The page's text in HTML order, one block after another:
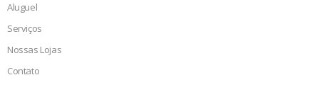
Aluguel
Serviços
Nossas Lojas
Contato